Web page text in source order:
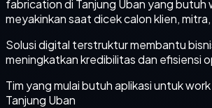
fabrication di Tanjung Uban yang butuh
meyakinkan saat dicek calon klien,
Solusi digital terstruktur membantu
meningkatkan kredibilitas dan efisiensi
Tim yang mulai butuh aplikasi untuk
Tanjung Uban